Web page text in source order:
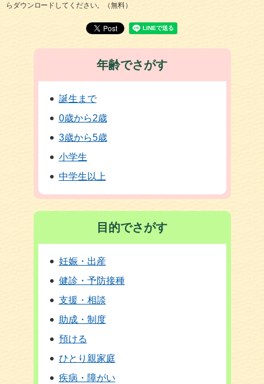
らダウンロードしてください。（無料）
年齢でさがす
誕生まで
0歳から2歳
3歳から5歳
小学生
中学生以上
目的でさがす
妊娠・出産
健診・予防接種
支援・相談
助成・制度
預ける
ひとり親家庭
疾病・障がい